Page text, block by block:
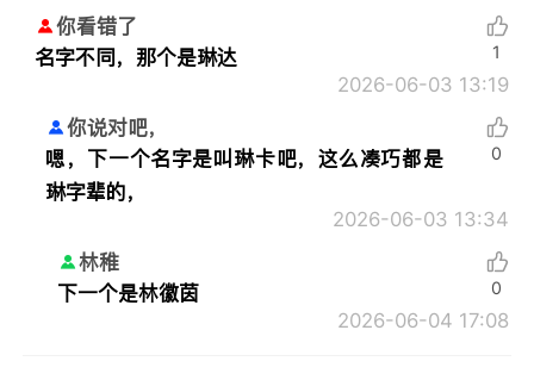
你看错了
名字不同，那个是琳达
2026-06-03 13:19
1
你说对吧，
嗯，下一个名字是叫琳卡吧，这么凑巧都是
琳字辈的，
2026-06-03 13:34
0
林稚
下一个是林徽茵
2026-06-04 17:08
0